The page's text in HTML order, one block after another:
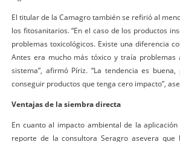
El titular de la Camagro también se refirió al
los fitosanitarios. “En el caso de los productos
problemas toxicológicos. Existe una diferencia
Antes era mucho más tóxico y traía problemas
sistema”, afirmó Píriz. “La tendencia es
conseguir productos que tenga cero impacto”,
Ventajas de la siembra directa
En cuanto al impacto ambiental de la
reporte de la consultora Seragro asevera que